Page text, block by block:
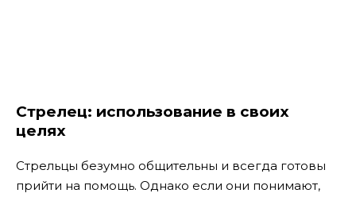
Стрелец: использование в своих
целях
Стрельцы безумно общительны и всегда готовы
прийти на помощь. Однако если они понимают,